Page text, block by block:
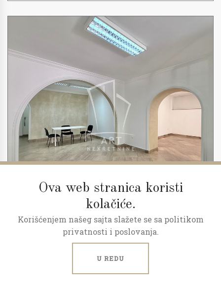
Ova web stranica koristi
kolačiće.
Korišćenjem našeg sajta slažete se sa politikom
privatnosti i poslovanja.
U REDU
2.0 36 m2 PR/4
Odlična lokacija, mereno 55m2